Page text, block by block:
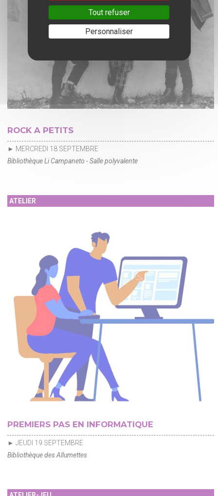
ROCK A PETITS
► MERCREDI 18 SEPTEMBRE
Bibliothèque Li Campaneto - Salle polyvalente
ATELIER
PREMIERS PAS EN INFORMATIQUE
► JEUDI 19 SEPTEMBRE
Bibliothèque des Allumettes
Tout refuser
Personnaliser